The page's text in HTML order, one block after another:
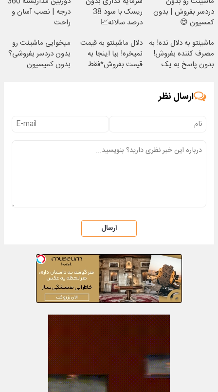
دردسر بفروش | بدون
کمسیون 😍
ریسک با سود 38
درصد سالانه📈
درجه | نصب آسان و
راحت
ماشینتو به دلال نده! به
مصرف کننده بفروش!
بدون پاسخ به یک
دلال ماشینتو به قیمت
نمیخره! بیا اینجا به
قیمت بفروش*فقط
میخوایی ماشینت رو
بدون دردسر بفروشی؟
بدون کمیسیون
ارسال نظر
ارسال